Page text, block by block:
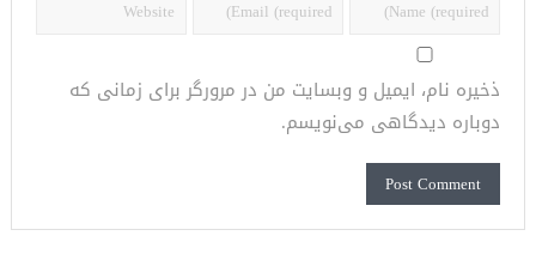
ذخیره نام، ایمیل و وبسایت من در مرورگر برای زمانی که
دوباره دیدگاهی می‌نویسم.